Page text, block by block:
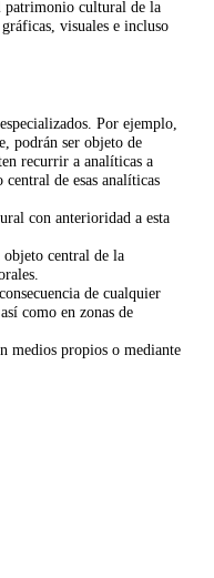
patrimonio cultural de la
visuales e incluso
Por ejemplo,
podrán ser objeto de
recurrir a analíticas a
de esas analíticas
con anterioridad a esta
objeto central de la
de cualquier
como en zonas de
medios propios o mediante